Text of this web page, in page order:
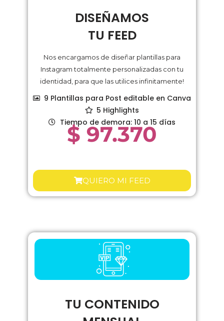
DISEÑAMOS
TU FEED
Nos encargamos de diseñar plantillas para
Instagram totalmente personalizadas con tu
identidad, para que las utilices infinitamente!
9 Plantillas para Post editable en Canva
5 Highlights
Tiempo de demora: 10 a 15 días
$ 97.370
QUIERO MI FEED
TU CONTENIDO